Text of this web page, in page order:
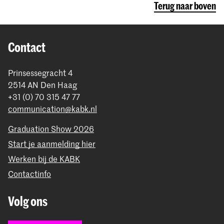
internationale uitwisseling -
inkomende studenten aan de KABK.
Belangrijk: alle bezoekende studenten/free movers
naar rato betalen afhankelijk van hun studieperiode
Lees meer over de
de KABK .
Terug naar boven
Contact
Prinsessegracht 4
2514 AN Den Haag
+31 (0) 70 315 47 77
communication@kabk.nl
Graduation Show 2026
Start je aanmelding hier
Werken bij de KABK
Contactinfo
Volg ons